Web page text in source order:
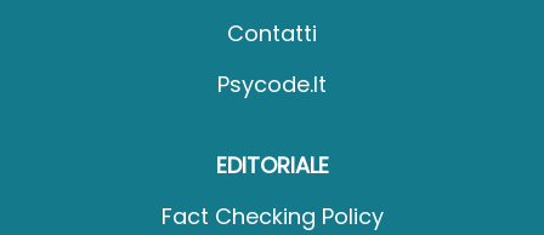
Contatti
Psycode.it
EDITORIALE
Fact Checking Policy